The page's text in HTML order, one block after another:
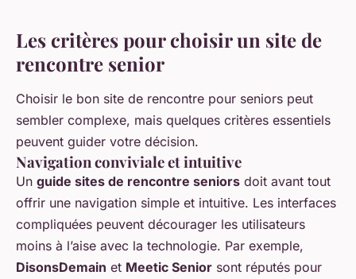
Les critères pour choisir un site de
rencontre senior
Choisir le bon site de rencontre pour seniors peut
sembler complexe, mais quelques critères essentiels
peuvent guider votre décision.
Navigation conviviale et intuitive
Un guide sites de rencontre seniors doit avant tout
offrir une navigation simple et intuitive. Les interfaces
compliquées peuvent décourager les utilisateurs
moins à l’aise avec la technologie. Par exemple,
DisonsDemain et Meetic Senior sont réputés pour